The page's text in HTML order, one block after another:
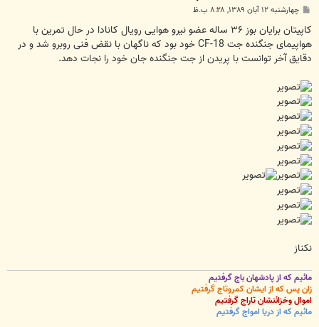
س
ت
چهارشنبه ۱۲ آبان ۱۳۸۹, ۸:۲۸ ب.ظ
کاپیتان برایان بوز ۳۶ ساله عضو نیرو هوایی رویال کانادا در حال تمرین با
هواپیمای جنگنده جت CF-18 خود بود که ناگهان با نقض فنی روبرو شد و در
دقایق آخر توانست با پریدن از جت جنگنده جان خود را نجات دهد.
نکناز
مائیم که از پادشهان باج گرفتیم
زان پس که از ایشان کمروتاج گرفتیم
اموال وخزائنشان تاراج گرفتیم
مائیم که از دریا امواج گرفتیم